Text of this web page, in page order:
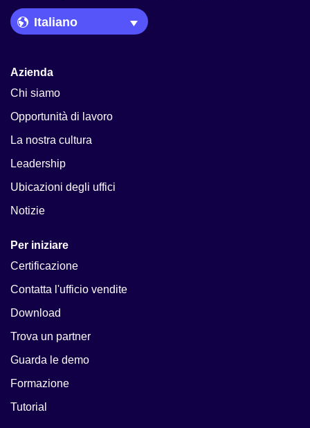
Language Picker
Azienda
Chi siamo
Opportunità di lavoro
La nostra cultura
Leadership
Ubicazioni degli uffici
Notizie
Per iniziare
Certificazione
Contatta l'ufficio vendite
Download
Trova un partner
Guarda le demo
Formazione
Tutorial